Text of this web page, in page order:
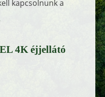
kapcsolnunk a
4K éjjellátó